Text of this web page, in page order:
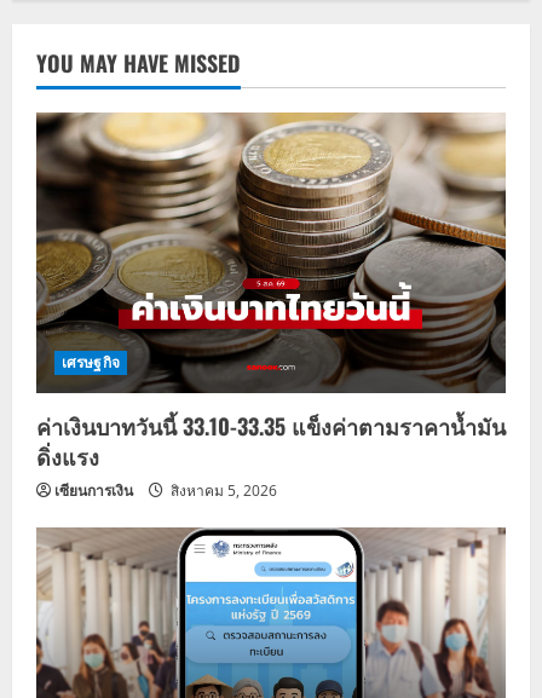
YOU MAY HAVE MISSED
เศรษฐกิจ
ค่าเงินบาทวันนี้ 33.10-33.35 แข็งค่าตามราคาน้ำมัน
ดิ่งแรง
เซียนการเงิน สิงหาคม 5, 2026